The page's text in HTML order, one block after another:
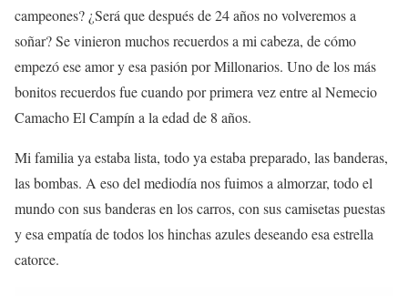
campeones? ¿Será que después de 24 años no volveremos a
soñar? Se vinieron muchos recuerdos a mi cabeza, de cómo
empezó ese amor y esa pasión por Millonarios. Uno de los más
bonitos recuerdos fue cuando por primera vez entre al Nemecio
Camacho El Campín a la edad de 8 años.
Mi familia ya estaba lista, todo ya estaba preparado, las banderas,
las bombas. A eso del mediodía nos fuimos a almorzar, todo el
mundo con sus banderas en los carros, con sus camisetas puestas
y esa empatía de todos los hinchas azules deseando esa estrella
catorce.